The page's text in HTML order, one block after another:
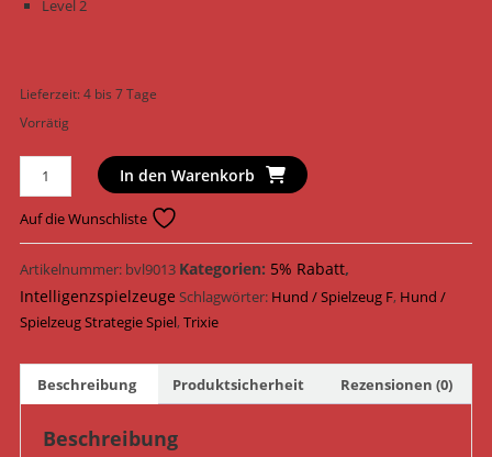
Level 2
Lieferzeit:4 bis 7 Tage
Vorrätig
Trixie
Hundespielzeug
Dog
Activity
Flip
Board
Strategie
ø
32026
In den Warenkorb
Auf die Wunschliste
Artikelnummer: bvl9013 Kategorien: 5% Rabatt,
Intelligenzspielzeuge Schlagwörter: Hund / Spielzeug F, Hund /
Spielzeug Strategie Spiel,Trixie
Beschreibung Produktsicherheit Rezensionen (0)
Beschreibung